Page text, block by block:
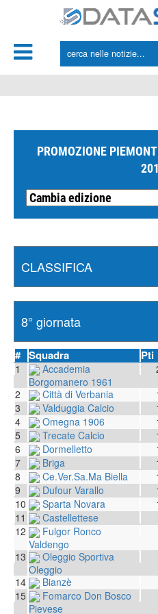
PROMOZIONE
# Squadra Pti
1
Accademia
Borgomanero 1961
2
Città di Verbania
3
Valduggia Calcio
4
Omegna 1906
5
Trecate Calcio
6
Dormelletto
7
Briga
8
Ce.Ver.Sa.Ma Biella
9
Dufour Varallo
10
Sparta Novara
11
Castellettese
12
Fulgor Ronco
Valdengo
13
Oleggio Sportiva
Oleggio
14
Bianzè
15
Fomarco Don Bosco
Pievese